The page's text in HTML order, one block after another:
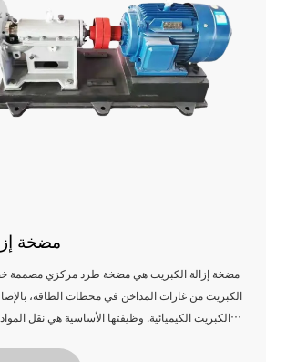
مضخة
مضخة إزالة الكبريت هي مضخة طرد مركزي مصممة
الكبريت من غازات المداخن في محطات الطاقة،
الكبريت الكيميائية. وظيفتها الأساسية هي نقل